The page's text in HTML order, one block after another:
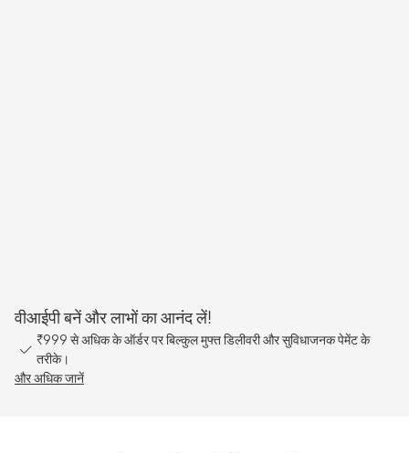
वीआईपी बनें और लाभों का आनंद लें!
₹999 से अधिक के ऑर्डर पर बिल्कुल मुफ्त डिलीवरी और सुविधाजनक पेमेंट के
तरीके।
और अधिक जानें